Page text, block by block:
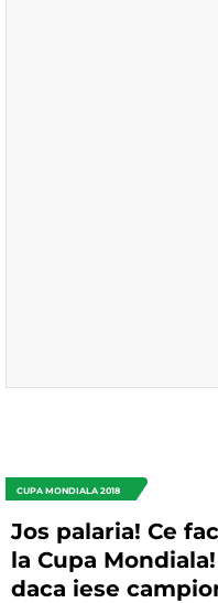
CUPA MONDIALA 2018
Jos palaria! Ce
la Cupa
daca iese